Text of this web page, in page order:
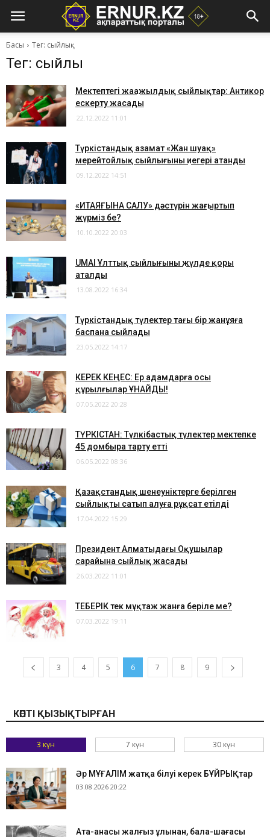
Басы Тег: сыйлық
Тег: сыйлық
Мектептегі жаңажылдық сыйлықтар: Антикор
ескерту жасады
22.12.2022 11:01
Түркістандық азамат «Жан шуақ»
мерейтойлық сыйлығының иегері атанды
09.12.2022 14:51
​«ИТАЯҒЫНА САЛУ» дәстүрін жаңғыртып
жүрміз бе?
10.10.2022 20:03
UMAI Ұлттық сыйлығының жүлде қоры
аталды
13.08.2022 16:34
Түркістандық түлектер тағы бір жанұяға
баспана сыйлады
23.05.2022 14:17
КЕРЕК КЕҢЕС: Ер адамдарға осы
құрылғылар ҰНАЙДЫ!
07.05.2022 20:28
ТҮРКІСТАН: Түлкібастық түлектер мектепке
45 домбыра тарту етті
06.05.2022 08:36
Қазақстандық шенеуніктерге берілген
сыйлықты сатып алуға рұқсат етілді
17.04.2022 15:29
Президент Алматыдағы Оқушылар
сарайына сыйлық жасады
26.03.2022 11:01
​ТЕБЕРІК тек мұқтаж жанға беріле ме?
07.03.2022 19:11
3 4 5 6 7 8 9
КӨПТІ ҚЫЗЫҚТЫРҒАН
3 күн 7 күн 30 күн
Әр МҰҒАЛІМ жатқа білуі керек БҰЙРЫҚтар
03.08.2026 20:22
Ата-анасы жалғыз ұлынан, бала-шағасы